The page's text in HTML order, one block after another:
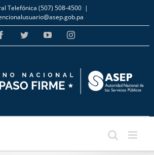
Skip
to
content
Telefónica (507) 508-4500 |
FacebookTwitterYouTubeInstagram